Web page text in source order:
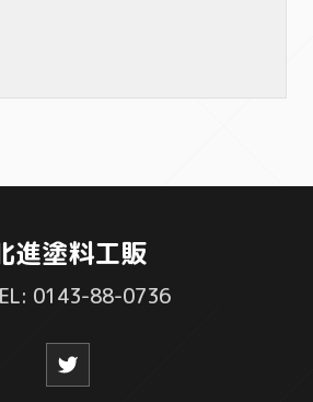
進塗料工販
0143-88-0736